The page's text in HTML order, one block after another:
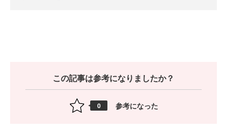
この記事は参考になりましたか？
0 参考になった